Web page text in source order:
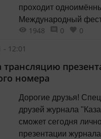
проходит
Международный
году он стартует с 7
1948 0
0
12:01
трансляцию
номера
Дорогие друзья!
друзей журнала
сможет сегодня
презентации